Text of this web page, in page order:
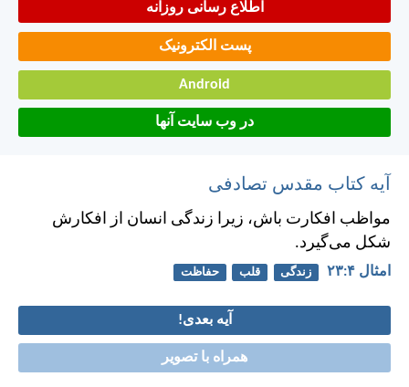
اطلاع رسانی روزانه
پست الکترونیک
Android
در وب سایت آنها
آیه کتاب مقدس تصادفی
مواظب افكارت باش، زيرا زندگی انسان از افكارش
شكل می‌گيرد.
امثال ۴:‏۲۳ زندگی قلب حفاظت
آیه بعدی!
همراه با تصویر